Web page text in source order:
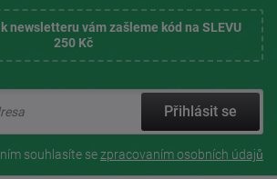
newsletteru vám zašleme kód na SLEVU
250 Kč
Přihlásit se
souhlasíte sezpracovaním osobních údajů